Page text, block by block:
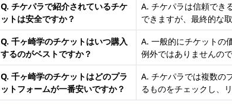
Q. チケパラで紹介されているチケ
ットは安全ですか？
A. チケパラは信頼でき
できますが、最終的な
Q. 千ヶ崎学のチケットはいつ購入
するのがベストですか？
A. 一般的にチケットの
例外ではありませんの
Q. 千ヶ崎学のチケットはどのプラ
ットフォームが一番安いですか？
A. チケパラでは複数の
るものをチェックし、